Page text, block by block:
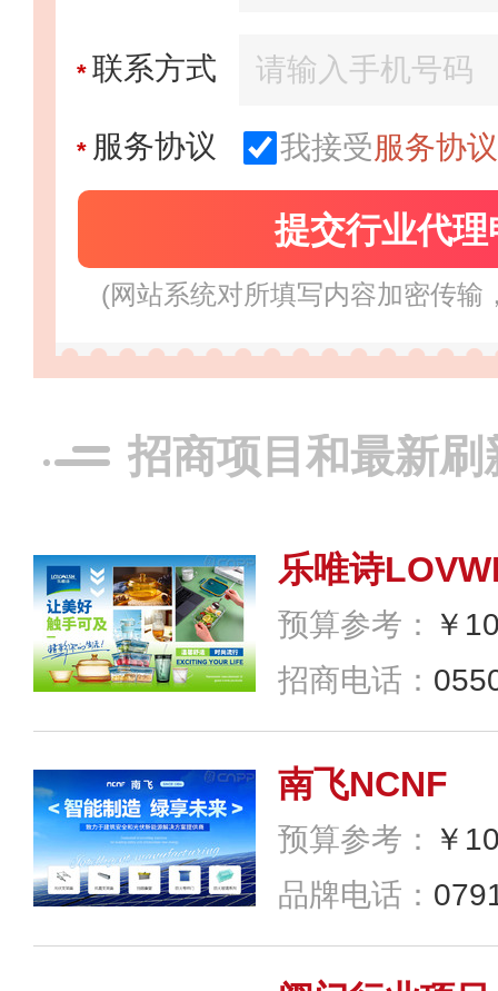
消火栓·消防栓
* 联系方式
* 服务协议 我接受服务协
(网站系统对所填写内容加密传输
招商项目和最新刷
关注人数：
添康tecfor
招商电话：
乐唯诗
预算参考：
南飞NCNF
预算参考：
推荐星级：